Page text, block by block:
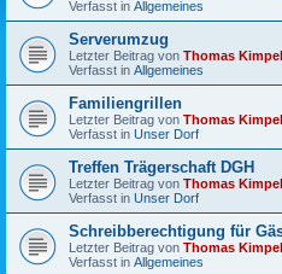
Verfasst in Allgemeines
Serverumzug
Letzter Beitrag von Thomas Kimpel
Verfasst in Allgemeines
Familiengrillen
Letzter Beitrag von Thomas Kimpel
Verfasst in Unser Dorf
Treffen Trägerschaft DGH
Letzter Beitrag von Thomas Kimpel
Verfasst in Unser Dorf
Schreibberechtigung für
Letzter Beitrag von Thomas Kimpel
Verfasst in Allgemeines